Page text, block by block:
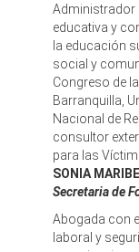
Administrador
educativa y
la educación
social y
Congreso de
Barranquilla,
Nacional de
consultor
para las
SONIA
Secretaria de
Abogada con
laboral y